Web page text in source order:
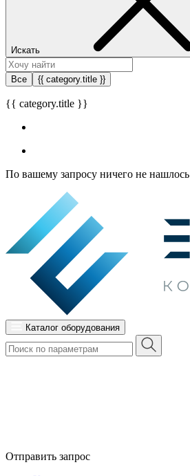
Искать
Все {{ category.title }}
{{ category.title }}
По вашему запросу ничего не нашлось
Каталог оборудования
Отправить запрос